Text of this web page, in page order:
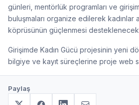
günleri, mentörlük programları ve
buluşmaları organize edilerek kadınlar
köprüsünün güçlenmesi
Girişimde Kadın Gücü projesinin yeni
bilgiye ve kayıt süreçlerine proje web
Paylaş